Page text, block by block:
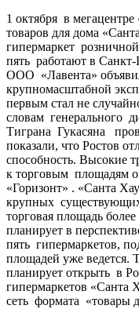
1 октября в
товаров для дома
гипермаркет
пять работают в Санкт-
ООО «Лавента»
крупномасштабной
первым стал не
словам генерального
Тиграна Гукасяна
показали, что Ростов
способность. Высокие
к торговым площадям
«Горизонт» . «Санта
крупных
торговая площадь
планирует в
пять гипермаркетов,
площадей уже ведется.
планирует открыть в
гипермаркетов «Санта
сеть формата «товары